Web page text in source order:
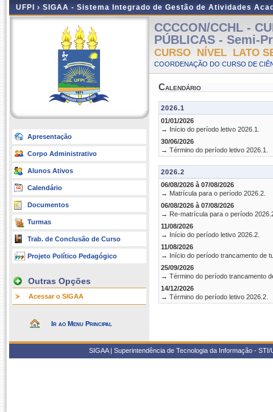
UFPI › SIGAA - Sistema Integrado de Gestão de Atividades
Apresentação
Corpo Administrativo
Alunos Ativos
Calendário
Documentos
Turmas
Trab. de Conclusão de Curso
Projeto Político Pedagógico
Outras Opções
Acessar o SIGAA
Ir ao Menu Principal
CCCCON/CCHL -
PÚBLICAS - Semi-
CURSO NÍVEL LATO
COORDENAÇÃO DO CURSO DE
Calendário
2026.1
01/01/2026
→ Início do período letivo 2026.1.
30/06/2026
→ Término do período letivo 2026.1.
2026.2
06/08/2026 à 07/08/2026
→ Matrícula para o período 2026.2.
06/08/2026 à 07/08/2026
→ Re-matrícula para o período
11/08/2026
→ Início do período letivo 2026.2.
11/08/2026
→ Início do período trancamento de
25/09/2026
→ Término do período trancamento
14/12/2026
→ Término do período letivo 2026.2.
SIGAA | Superintendência de Tecnologia da Informação -